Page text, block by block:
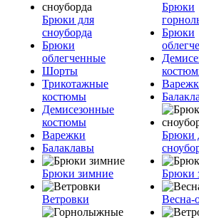
Брюки для
сноуборда
Брюки
облегченные
Шорты
Трикотажные
костюмы
Демисезонные
костюмы
Варежки
Балаклавы
Брюки зимние
Ветровки
Брюки
Брюки
Брюки
Брюки
Весна-